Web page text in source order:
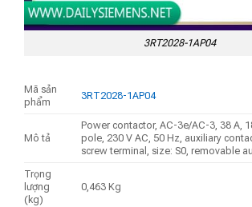
3RT2028-1AP04
Mã sản
phẩm
3RT2028-1AP04
Mô tả
Power contactor, AC-3e/AC-3, 38 A,
pole, 230 V AC, 50 Hz, auxiliary
screw terminal, size: S0, removable
Trọng
lượng
(kg)
0,463 Kg